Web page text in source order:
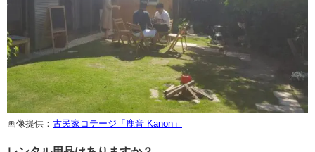
画像提供： 古民家コテージ「鹿音 Kanon」